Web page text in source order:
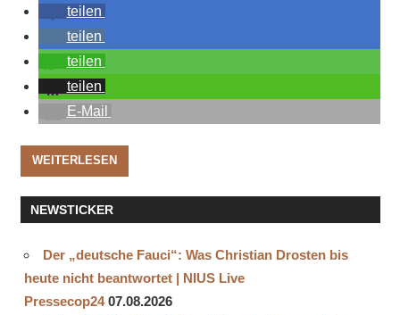
teilen
teilen
teilen
teilen
E-Mail
WEITERLESEN
NEWSTICKER
Der „deutsche Fauci“: Was Christian Drosten bis
heute nicht beantwortet | NIUS Live
Pressecop24 07.08.2026